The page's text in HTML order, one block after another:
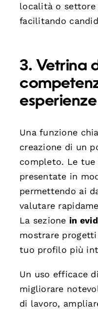
località o settore
facilitando
3. Vetrina
esperienze
Una funzione
creazione di un
completo. Le tue
presentate in
permettendo ai
valutare
La sezione in
mostrare
tuo profilo più
Un uso efficace
migliorare
di lavoro,